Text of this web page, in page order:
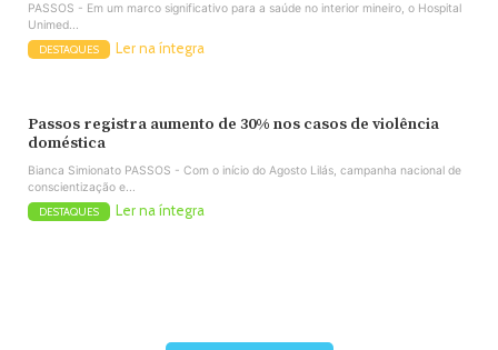
PASSOS - Em um marco significativo para a saúde no interior mineiro, o Hospital
Unimed...
DESTAQUES Ler na íntegra
Passos registra aumento de 30% nos casos de violência
doméstica
Bianca Simionato PASSOS - Com o início do Agosto Lilás, campanha nacional de
conscientização e...
DESTAQUES Ler na íntegra